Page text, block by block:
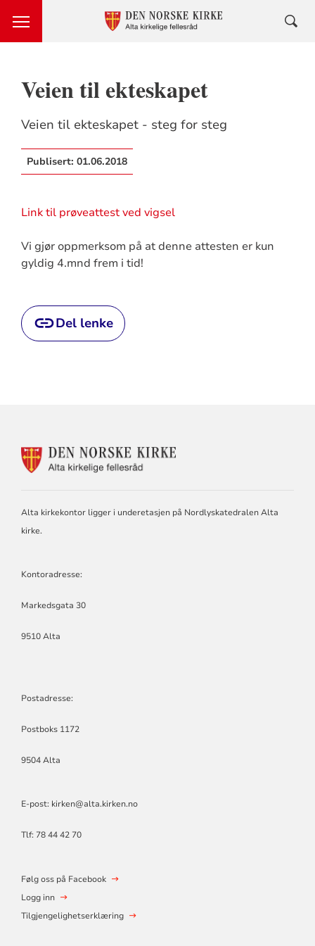
Veien til ekteskapet
Veien til ekteskapet - steg for steg
Publisert: 01.06.2018
Link til prøveattest ved vigsel
Vi gjør oppmerksom på at denne attesten er kun
gyldig 4.mnd frem i tid!
Del lenke
KONTAKTINFORMASJON
FELLESRÅD
Alta kirkekontor ligger i underetasjen på Nordlyskatedralen Alta
kirke.
Kontoradresse:
Markedsgata 30
9510 Alta
Postadresse:
Postboks 1172
9504 Alta
E-post: kirken@alta.kirken.no
Tlf: 78 44 42 70
Følg oss på Facebook
Logg inn
Tilgjengelighetserklæring